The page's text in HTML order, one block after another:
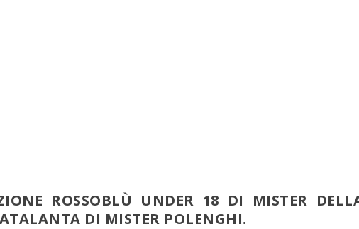
ROSSOBLÙ UNDER 18 DI MISTER
DI MISTER POLENGHI.